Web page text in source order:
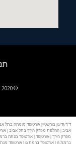
© 2020 כל הזכויות שמורות ל "דר' גדעון בורשטין"
ד"ר גדעון בורשטיין אורטופד מומחה
אביב | החלפת מפרק הירך בתל אביב |
מפרק הירך | אורטופד | אורטופד מנתח
ברמת גן | אורטופד ברמת גן | אורטופד